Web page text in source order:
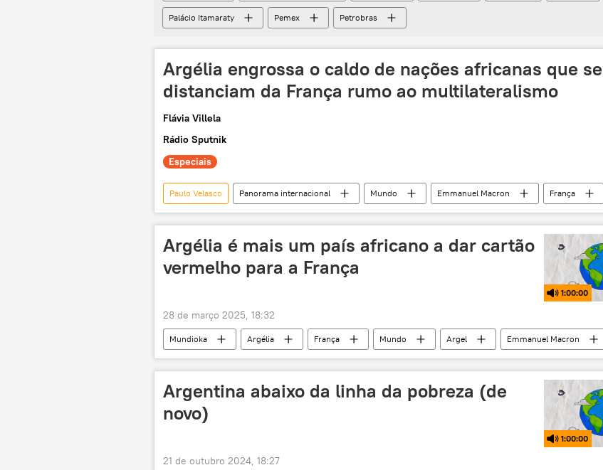
Palácio Itamaraty Pemex Petrobras
Argélia engrossa o caldo de nações africanas que se
distanciam da França rumo ao multilateralismo
Flávia Villela
Rádio Sputnik
Especiais
Paulo Velasco Panorama internacional Mundo Emmanuel Macron
França
Marrocos
Argélia ONU UERJ BRICS
Oriente Médio e África
Argélia é mais um país africano a dar cartão
vermelho para a França
1:00:00
28 de março 2025, 18:32
Mundioka Argélia França Mundo Argel
Emmanuel Macron
BRICS
podcast rádio
Argentina abaixo da linha da pobreza (de
novo)
1:00:00
21 de outubro 2024, 18:27